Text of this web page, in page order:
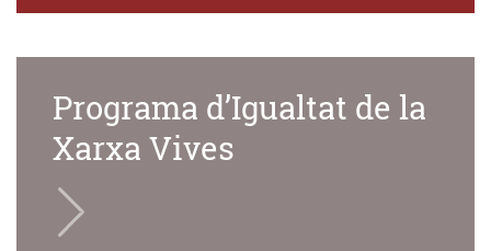
Programa d’Igualtat de la
Xarxa Vives